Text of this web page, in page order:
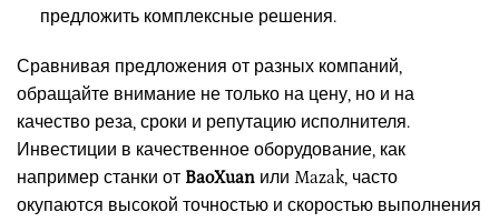
предложить комплексные решения.
Сравнивая предложения от разных компаний,
обращайте внимание не только на цену, но и на
качество реза, сроки и репутацию исполнителя.
Инвестиции в качественное оборудование, как
например станки от BaoXuan или Mazak, часто
окупаются высокой точностью и скоростью выполнения